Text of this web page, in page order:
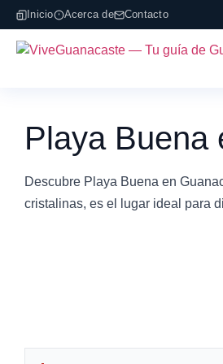
Inicio Acerca de Contacto
Playa Buena
Descubre Playa Buena en
cristalinas, es el lugar ideal para